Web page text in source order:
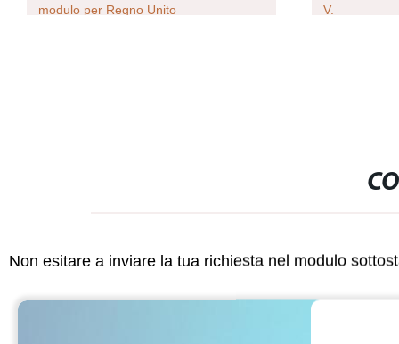
V.
Non esitare a inviare la tua richiesta nel modulo